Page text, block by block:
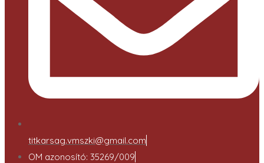
titkarsag.vmszki@gmail.com
OM azonosító: 35269/009